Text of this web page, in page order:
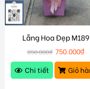
Lẵng Hoa Đẹp M189
850.000₫ 750.000₫
Chi tiết
Giỏ